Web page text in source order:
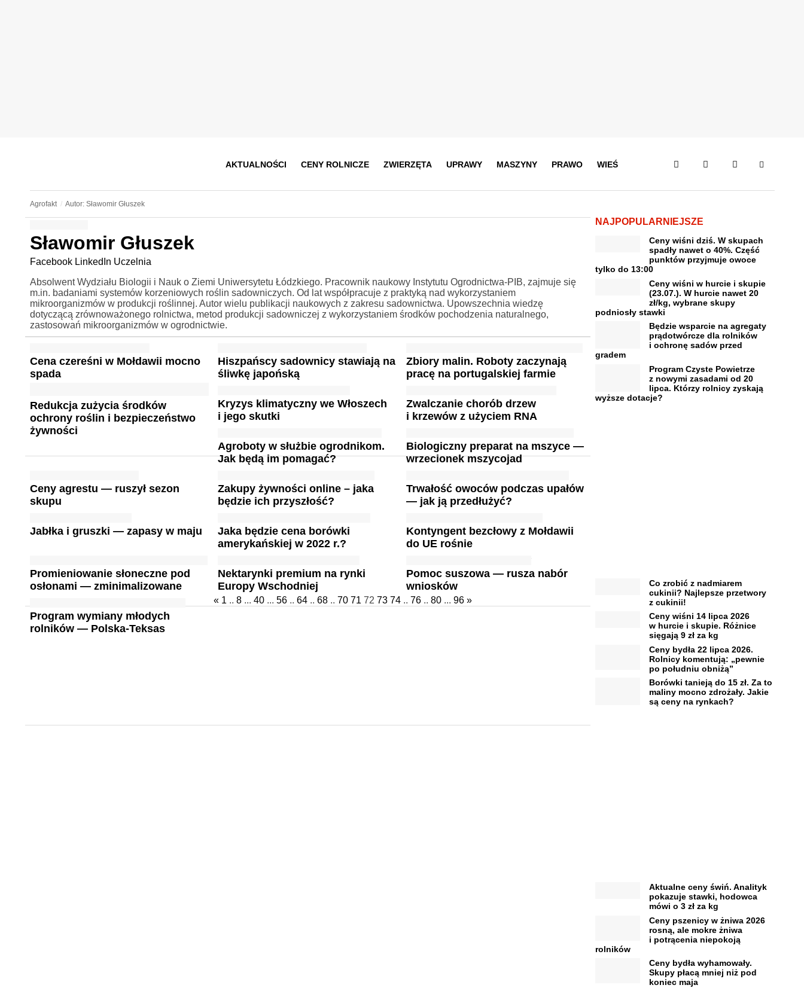
AKTUALNOŚCI CENY ROLNICZE ZWIERZĘTA UPRAWY MASZYNY PRAWO WIEŚ
Agrofakt Autor: Sławomir Głuszek
Sławomir Głuszek
Facebook LinkedIn Uczelnia
Absolwent Wydziału Biologii i Nauk o Ziemi Uniwersytetu Łódzkiego. Pracownik naukowy Instytutu Ogrodnictwa-PIB, zajmuje się
m.in. badaniami systemów korzeniowych roślin sadowniczych. Od lat współpracuje z praktyką nad wykorzystaniem
mikroorganizmów w produkcji roślinnej. Autor wielu publikacji naukowych z zakresu sadownictwa. Upowszechnia wiedzę
dotyczącą zrównoważonego rolnictwa, metod produkcji sadowniczej z wykorzystaniem środków pochodzenia naturalnego,
zastosowań mikroorganizmów w ogrodnictwie.
Cena czereśni w Mołdawii mocno
spada
Hiszpańscy sadownicy stawiają na
śliwkę japońską
Zbiory malin. Roboty zaczynają
pracę na portugalskiej farmie
Redukcja zużycia środków
ochrony roślin i bezpieczeństwo
żywności
Kryzys klimatyczny we Włoszech
i jego skutki
Zwalczanie chorób drzew
i krzewów z użyciem RNA
Agroboty w służbie ogrodnikom.
Jak będą im pomagać?
Biologiczny preparat na mszyce —
wrzecionek mszycojad
Ceny agrestu — ruszył sezon
skupu
Zakupy żywności online – jaka
będzie ich przyszłość?
Trwałość owoców podczas upałów
— jak ją przedłużyć?
Jabłka i gruszki — zapasy w maju
Jaka będzie cena borówki
amerykańskiej w 2022 r.?
Kontyngent bezcłowy z Mołdawii
do UE rośnie
Promieniowanie słoneczne pod
osłonami — zminimalizowane
Nektarynki premium na rynki
Europy Wschodniej
Pomoc suszowa — rusza nabór
wniosków
Program wymiany młodych
rolników — Polska-Teksas
« 1 .. 8 ... 40 ... 56 .. 64 .. 68 .. 70 71 72 73 74 .. 76 .. 80 ... 96 »
NAJPOPULARNIEJSZE
Ceny wiśni dziś. W skupach
spadły nawet o 40%. Część
punktów przyjmuje owoce
tylko do 13:00
Ceny wiśni w hurcie i skupie
(23.07.). W hurcie nawet 20
zł/kg, wybrane skupy
podniosły stawki
Będzie wsparcie na agregaty
prądotwórcze dla rolników
i ochronę sadów przed
gradem
Program Czyste Powietrze
z nowymi zasadami od 20
lipca. Którzy rolnicy zyskają
wyższe dotacje?
Co zrobić z nadmiarem
cukinii? Najlepsze przetwory
z cukinii!
Ceny wiśni 14 lipca 2026
w hurcie i skupie. Różnice
sięgają 9 zł za kg
Ceny bydła 22 lipca 2026.
Rolnicy komentują: „pewnie
po południu obniżą”
Borówki tanieją do 15 zł. Za to
maliny mocno zdrożały. Jakie
są ceny na rynkach?
Aktualne ceny świń. Analityk
pokazuje stawki, hodowca
mówi o 3 zł za kg
Ceny pszenicy w żniwa 2026
rosną, ale mokre żniwa
i potrącenia niepokoją
rolników
Ceny bydła wyhamowały.
Skupy płacą mniej niż pod
koniec maja